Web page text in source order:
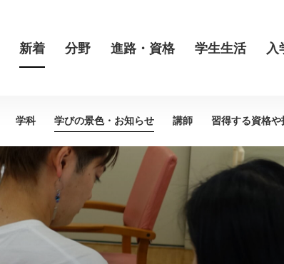
新着 分野 進路・資格 学生生活 入
学科 学びの景色・ お知らせ 講師 習得する資格や